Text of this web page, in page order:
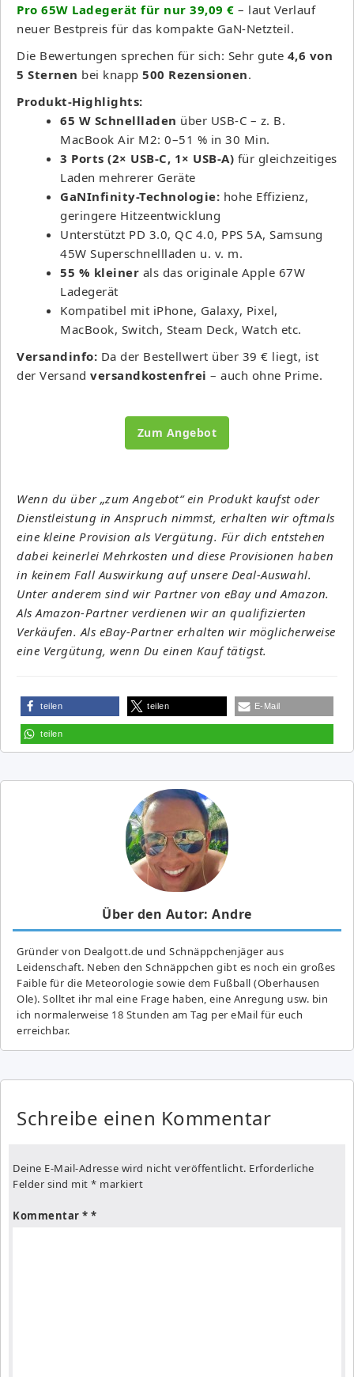
Pro 65W Ladegerät für nur 39,09 € – laut Verlauf
neuer Bestpreis für das kompakte GaN-Netzteil.
Die Bewertungen sprechen für sich: Sehr gute 4,6 von
5 Sternen bei knapp 500 Rezensionen.
Produkt-Highlights:
65 W Schnellladen über USB-C – z. B.
MacBook Air M2: 0–51 % in 30 Min.
3 Ports (2× USB-C, 1× USB-A) für gleichzeitiges
Laden mehrerer Geräte
GaNInfinity-Technologie: hohe Effizienz,
geringere Hitzeentwicklung
Unterstützt PD 3.0, QC 4.0, PPS 5A, Samsung
45W Superschnellladen u. v. m.
55 % kleiner als das originale Apple 67W
Ladegerät
Kompatibel mit iPhone, Galaxy, Pixel,
MacBook, Switch, Steam Deck, Watch etc.
Versandinfo: Da der Bestellwert über 39 € liegt, ist
der Versand versandkostenfrei – auch ohne Prime.
Zum Angebot
Wenn du über „zum Angebot“ ein Produkt kaufst oder
Dienstleistung in Anspruch nimmst, erhalten wir oftmals
eine kleine Provision als Vergütung. Für dich entstehen
dabei keinerlei Mehrkosten und diese Provisionen haben
in keinem Fall Auswirkung auf unsere Deal-Auswahl.
Unter anderem sind wir Partner von eBay und Amazon.
Als Amazon-Partner verdienen wir an qualifizierten
Verkäufen. Als eBay-Partner erhalten wir möglicherweise
eine Vergütung, wenn Du einen Kauf tätigst.
teilen teilen E-Mail
teilen
Über den Autor: Andre
Gründer von Dealgott.de und Schnäppchenjäger aus
Leidenschaft. Neben den Schnäppchen gibt es noch ein großes
Fai­ble für die Meteorologie sowie dem Fußball (Oberhausen
Ole). Solltet ihr mal eine Frage haben, eine Anregung usw. bin
ich normalerweise 18 Stunden am Tag per eMail für euch
erreichbar.
Schreibe einen Kommentar
Deine E-Mail-Adresse wird nicht veröffentlicht. Erforderliche
Felder sind mit * markiert
Kommentar *